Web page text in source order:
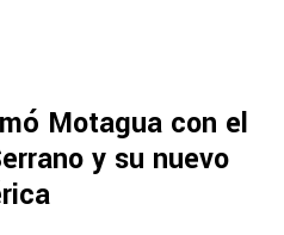
Motagua con el
y su nuevo